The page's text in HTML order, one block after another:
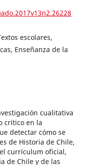
escolares,
Enseñanza de la
cualitativa
crítico en la
detectar cómo se
de Historia de Chile,
currículum oficial,
de Chile y de las